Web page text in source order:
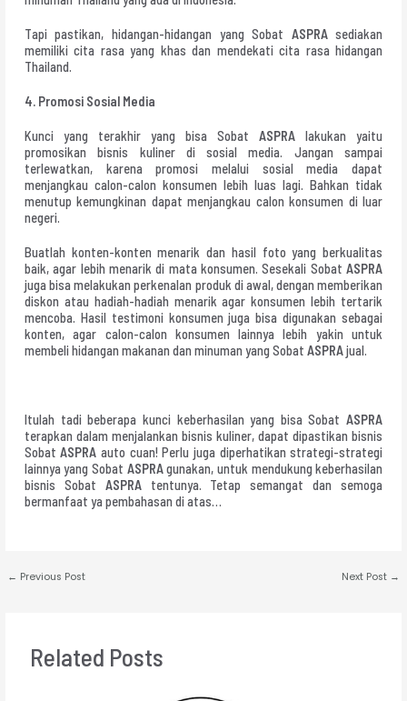
Tapi pastikan, hidangan-hidangan yang Sobat ASPRAsediakan
memiliki cita rasa yang khas dan mendekati cita rasa hidangan
Thailand.
4. Promosi Sosial Media
Kunci yang terakhir yang bisa Sobat ASPRA lakukan yaitu
promosikan bisnis kuliner di sosial media. Jangan sampai
terlewatkan, karena promosi melalui sosial media dapat
menjangkau calon-calon konsumen lebih luas lagi. Bahkan tidak
menutup kemungkinan dapat menjangkau calon konsumen di luar
negeri.
Buatlah konten-konten menarik dan hasil foto yang berkualitas
baik, agar lebih menarik di mata konsumen. Sesekali Sobat ASPRA
juga bisa melakukan perkenalan produk di awal, dengan memberikan
diskon atau hadiah-hadiah menarik agar konsumen lebih tertarik
mencoba. Hasil testimoni konsumen juga bisa digunakan sebagai
konten, agar calon-calon konsumen lainnya lebih yakin untuk
membeli hidangan makanan dan minuman yang Sobat ASPRAjual.
Itulah tadi beberapa kunci keberhasilan yang bisa Sobat ASPRA
terapkan dalam menjalankan bisnis kuliner, dapat dipastikan bisnis
Sobat ASPRA auto cuan! Perlu juga diperhatikan strategi-strategi
lainnya yang Sobat ASPRAgunakan, untuk mendukung keberhasilan
bisnis Sobat ASPRAtentunya. Tetap semangat dan semoga
bermanfaat ya pembahasan di atas…
← Previous Post Next Post →
Related Posts